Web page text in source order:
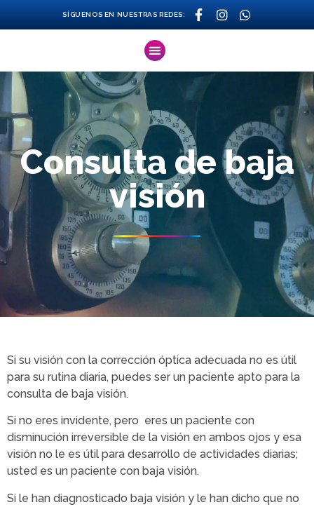
SÍGUENOS EN NUESTRAS REDES:
Consulta de baja
visión
Si su visión con la corrección óptica adecuada no es útil
para su rutina diaria, puedes ser un paciente apto para la
consulta de baja visión.
Si no eres invidente, pero eres un paciente con
disminución irreversible de la visión en ambos ojos y esa
visión no le es útil para desarrollo de actividades diarias;
usted es un paciente con baja visión.
Si le han diagnosticado baja visión y le han dicho que no